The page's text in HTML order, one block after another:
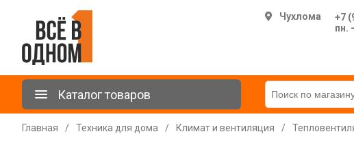
Чухлома
+7
пн.
Каталог товаров
Главная / Техника для дома / Климат и вентиляция /